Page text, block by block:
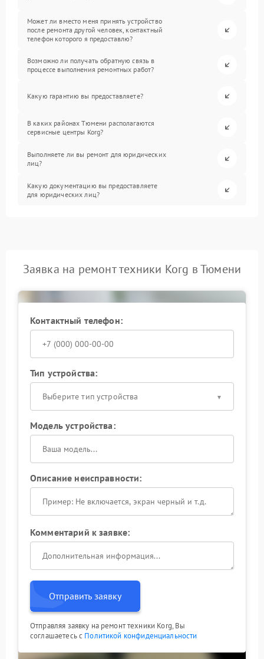
Может ли вместо меня принять устройство
после ремонта другой человек, контактный
телефон которого я предоставлю?
Возможно ли получать обратную связь в
процессе выполнения ремонтных работ?
Какую гарантию вы предоставляете?
В каких районах Тюмени располагаются
сервисные центры Korg?
Выполняете ли вы ремонт для юридических
лиц?
Какую документацию вы предоставляете
для юридических лиц?
Заявка на ремонт техники Korg в Тюмени
Контактный телефон:
Тип устройства:
Выберите тип устройства
Модель устройства:
Описание неисправности:
Комментарий к заявке:
Отправить заявку
Отправляя заявку на ремонт техники Korg, Вы
соглашаетесь с Политикой конфиденциальности